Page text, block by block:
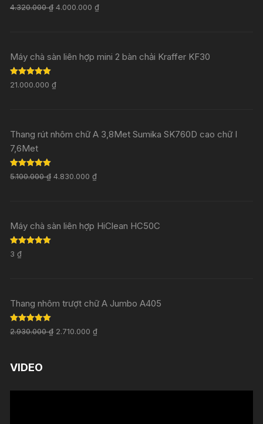
Rated 5.00
out of 5
4.320.000₫ 4.000.000₫
Máy chà sàn liên hợp mini 2 bàn chải Kraffer KF30
Rated5.00
out of 5
21.000.000₫
Thang rút nhôm chữ A 3,8Met Sumika SK760D cao chữ I
7,6Met
Rated5.00
out of 5
5.100.000₫ 4.830.000₫
Máy chà sàn liên hợp HiClean HC50C
Rated
out of 5
3₫
Thang nhôm trượt chữ A Jumbo A405
Rated 5.00
out of 5
2.930.000₫ 2.710.000₫
VIDEO